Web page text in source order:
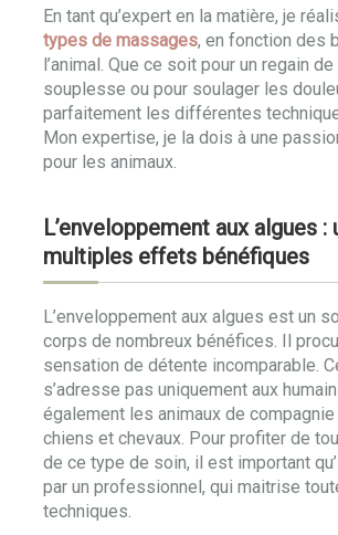
En tant qu’expert en la matière, je
types de massages, en fonction des
l’animal. Que ce soit pour un regain
souplesse ou pour soulager les
parfaitement les différentes
Mon expertise, je la dois à une
pour les animaux.
L’enveloppement aux algues :
multiples effets bénéfiques
L’enveloppement aux algues est un
corps de nombreux bénéfices. Il
sensation de détente incomparable.
s’adresse pas uniquement aux
également les animaux de
chiens et chevaux. Pour profiter de
de ce type de soin, il est important
par un professionnel, qui maitrise
techniques.